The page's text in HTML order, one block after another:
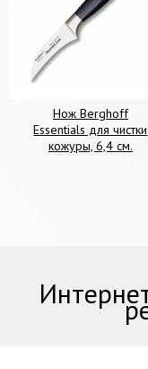
Нож Berghoff
Essentials для чистки
кожуры, 6,4 см.